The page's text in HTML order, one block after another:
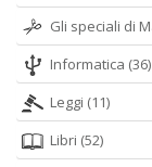
Gli speciali di
Informatica (36)
Leggi (11)
Libri (52)